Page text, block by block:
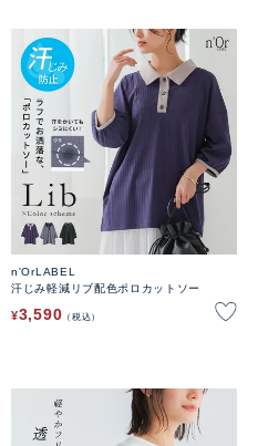
n'OrLABEL
汗じみ軽減リブ配色ポロカットソー
¥3,590 税込